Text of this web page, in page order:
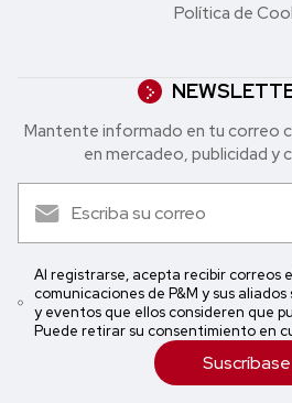
Política de
Mantente informado en tu correo
en mercadeo, publicidad y
Al registrarse, acepta recibir correos
comunicaciones de P&M y sus
y eventos que ellos consideren que
Puede retirar su consentimiento en
Suscríbase